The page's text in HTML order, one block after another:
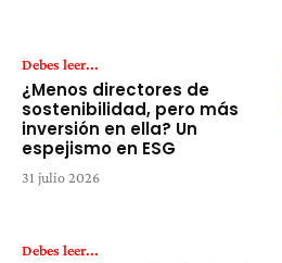
Debes leer...
¿Menos directores de
sostenibilidad, pero más
inversión en ella? Un
espejismo en ESG
31 julio 2026
Debes leer...